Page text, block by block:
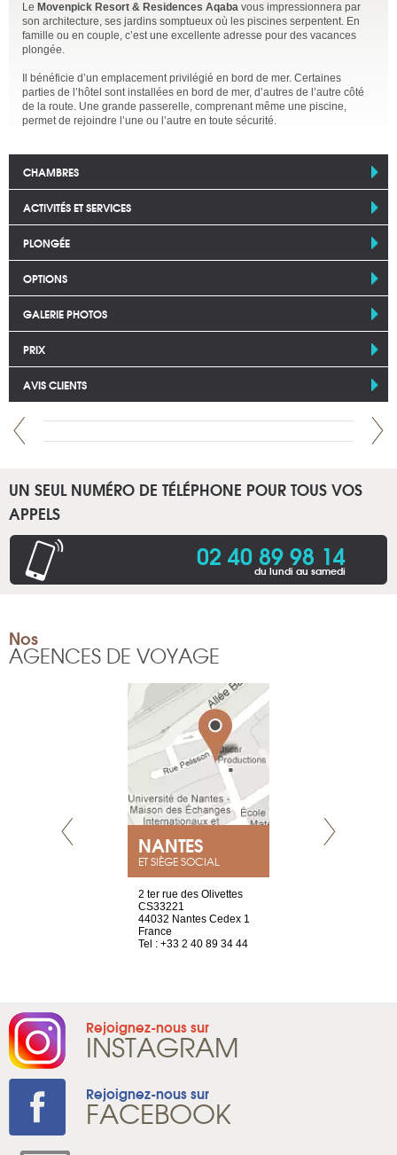
Le Movenpick Resort & Residences Aqaba vous impressionnera par
son architecture, ses jardins somptueux où les piscines serpentent. En
famille ou en couple, c’est une excellente adresse pour des vacances
plongée.
Il bénéficie d’un emplacement privilégié en bord de mer. Certaines
parties de l’hôtel sont installées en bord de mer, d’autres de l’autre côté
de la route. Une grande passerelle, comprenant même une piscine,
permet de rejoindre l’une ou l’autre en toute sécurité.
CHAMBRES
ACTIVITÉS ET SERVICES
PLONGÉE
OPTIONS
GALERIE PHOTOS
PRIX
AVIS CLIENTS
UN SEUL NUMÉRO DE TÉLÉPHONE POUR TOUS VOS
APPELS
02 40 89 98 14
du lundi au samedi
Nos
AGENCES DE VOYAGE
NANTES
ET SIÈGE SOCIAL
2 ter rue des Olivettes
CS33221
44032 Nantes Cedex 1
France
Tel : +33 2 40 89 34 44
Rejoignez-nous sur
INSTAGRAM
Rejoignez-nous sur
FACEBOOK